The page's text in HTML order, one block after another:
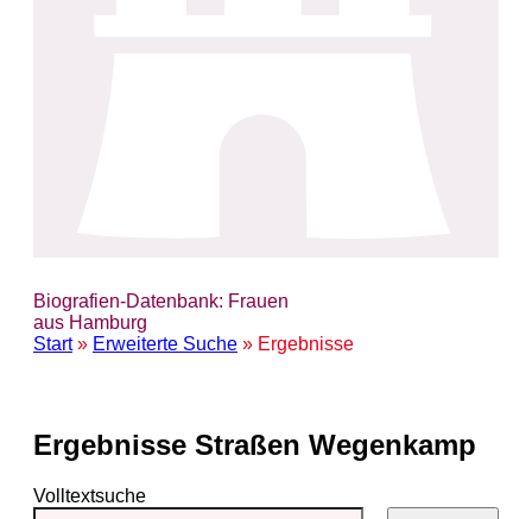
Biografien-Datenbank: Frauen
aus Hamburg
Start» Erweiterte Suche » Ergebnisse
Ergebnisse Straßen Wegenkamp
Volltextsuche